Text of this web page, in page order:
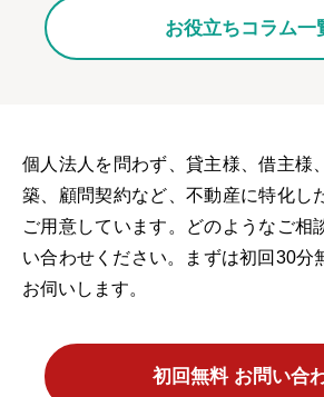
お役立ちコラム一
個人法人を問わず、貸主様、借主様
築、顧問契約など、不動産に特化し
ご用意しています。どのようなご相
い合わせください。まずは初回30分
お伺いします。
初回無料 お問い合